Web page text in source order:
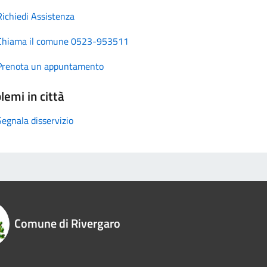
Assistenza
il comune 0523-953511
un appuntamento
in città
disservizio
Comune di Rivergaro